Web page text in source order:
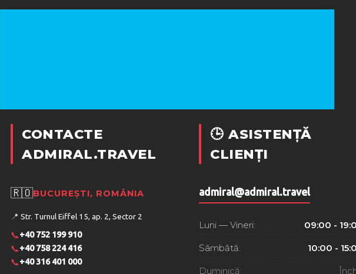
CONTACTE
ADMIRAL.TRAVEL
🇷🇴BUCUREȘTI, ROMÂNIA
📍 Str. Turnul Eiffel 15, ap. 2, Sector 2
📞+40 752 199 910
📞+40 758 224 416
📞+40 316 401 000
🕒 ASISTENȚĂ
CLIENȚI
admiral@admiral.travel
Luni — Vineri: 09:00 -
Sâmbătă: 10:00 -
Duminică: